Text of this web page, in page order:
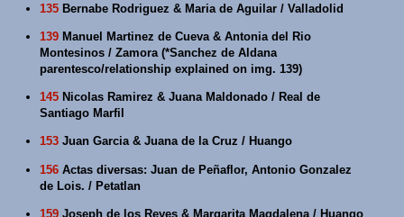
135 Bernabe Rodriguez & Maria de Aguilar / Valladolid
139 Manuel Martinez de Cueva & Antonia del Rio
Montesinos / Zamora (*Sanchez de Aldana
parentesco/relationship explained on img. 139)
145 Nicolas Ramirez & Juana Maldonado / Real de
Santiago Marfil
153 Juan Garcia & Juana de la Cruz / Huango
156 Actas diversas: Juan de Peñaflor, Antonio Gonzalez
de Lois. / Petatlan
159 Joseph de los Reyes & Margarita Magdalena / Huango